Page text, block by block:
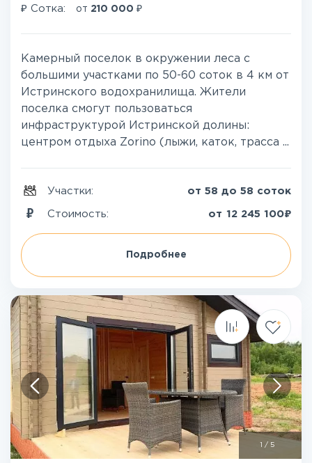
₽ Сотка: от 210 000 ₽
Камерный поселок в окружении леса с
большими участками по 50-60 соток в 4 км от
Истринского водохранилища. Жители
поселка смогут пользоваться
инфраструктурой Истринской долины:
центром отдыха Zorino (лыжи, каток, трасса ...
Участки: от 58 до 58 соток
Стоимость: от 12 245 100₽
Подробнее
/ 5